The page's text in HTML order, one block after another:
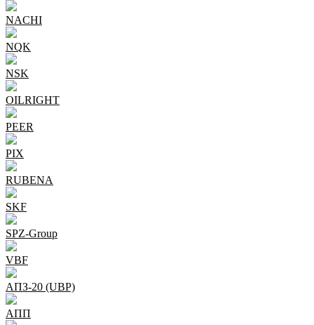
NACHI
NQK
NSK
OILRIGHT
PEER
PIX
RUBENA
SKF
SPZ-Group
VBF
АПЗ-20 (UBP)
АПП